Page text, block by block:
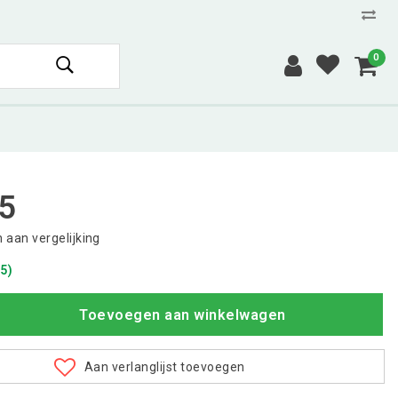
0
aan vergelijking
Toevoegen aan winkelwagen
Aan verlanglijst toevoegen